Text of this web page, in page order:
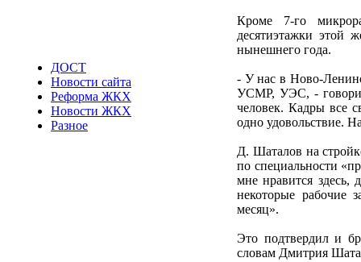
ДОСТ
Новости сайта
Реформа ЖКХ
Новости ЖКХ
Разное
Кроме 7-го
десятиэтажки этой
нынешнего года.
- У нас в Ново-
УСМР, УЭС, -
человек. Кадры все
одно удовольствие.
Д. Шаталов на
по специальности
мне нравится
некоторые рабочие
месяц».
Это подтвердил и
словам Дмитрия